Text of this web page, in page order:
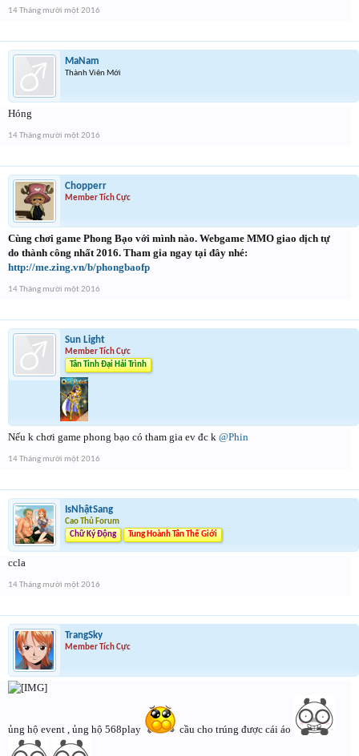
14 Tháng mười một 2016
MaNam
Thành Viên Mới
Hóng
14 Tháng mười một 2016
Chopperr
Member Tích Cực
Cùng chơi game Phong Bạo với mình nào. Webgame MMO giao dịch tự
do thành công nhất 2016. Tham gia ngay tại đây nhé:
http://me.zing.vn/b/phongbaofp
14 Tháng mười một 2016
Sun Light
Member Tích Cực
Tân Tinh Đại Hải Trình
Nếu k chơi game phong bạo có tham gia ev đc k @Phin
14 Tháng mười một 2016
IsNhậtSang
Cao Thủ Forum
Chữ Ký Động
Tung Hoành Tân Thế Giới
ccla
14 Tháng mười một 2016
TrangSky
Member Tích Cực
ủng hộ event , ủng hộ 568play cầu cho trúng được cái áo